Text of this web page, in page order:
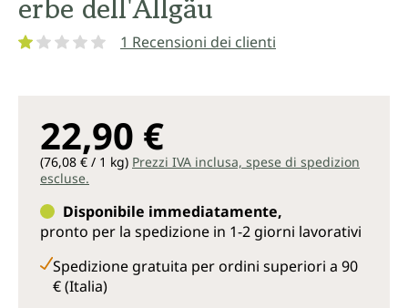
erbe dell'Allgäu
1 Recensioni dei clienti
22,90 €
(76,08 € / 1 kg) Prezzi IVA inclusa, spese di spedizion
escluse.
Disponibile immediatamente,
pronto per la spedizione in 1-2 giorni lavorativi
Spedizione gratuita per ordini superiori a 90
€ (Italia)